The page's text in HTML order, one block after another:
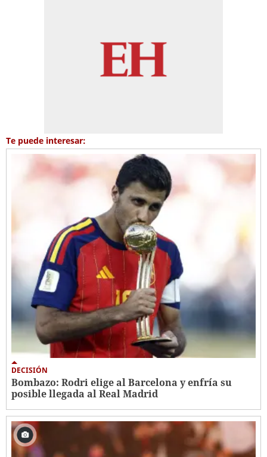
Te puede interesar:
DECISIÓN
Bombazo: Rodri elige al Barcelona y enfría su
posible llegada al Real Madrid